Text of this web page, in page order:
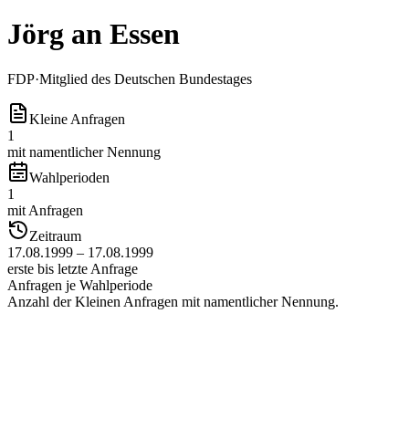
Jörg an Essen
FDP·Mitglied des Deutschen Bundestages
Kleine Anfragen
1
mit namentlicher Nennung
Wahlperioden
1
mit Anfragen
Zeitraum
17.08.1999 – 17.08.1999
erste bis letzte Anfrage
Anfragen je Wahlperiode
Anzahl der Kleinen Anfragen mit namentlicher Nennung.